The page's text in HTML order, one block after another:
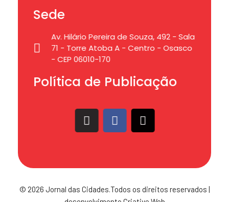
Sede
Av. Hilário Pereira de Souza, 492 - Sala
71 - Torre Atoba A - Centro - Osasco
- CEP 06010-170
Política de Publicação
© 2026 Jornal das Cidades.Todos os direitos reservados |